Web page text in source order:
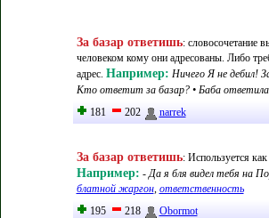
За базар ответишь: словосочетание
человеком кому они адресованы. Либо
адрес. Например: Ничего Я не дебил!
Кто ответит за базар? • Баба ответила
181 202 narrek
За базар ответишь: Используется
Например: - Да я бля видел тебя на
блатной жаргон, ответственность
195
218 Obormot